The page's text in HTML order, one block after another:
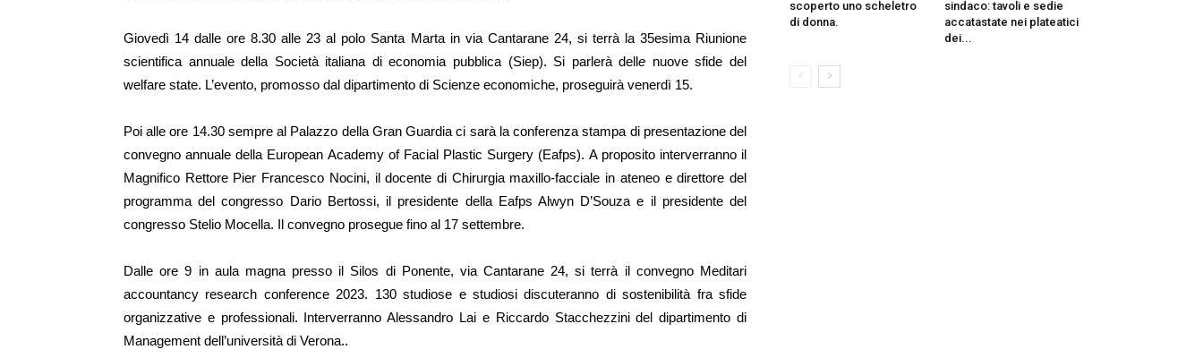
Giovedì 14 dalle ore 8.30 alle 23 al polo Santa Marta in via Cantarane 24, si terrà la 35esima Riunione
scientifica annuale della Società italiana di economia pubblica (Siep). Si parlerà delle nuove sfide del
welfare state. L’evento, promosso dal dipartimento di Scienze economiche, proseguirà venerdì 15.
Poi alle ore 14.30 sempre al Palazzo della Gran Guardia ci sarà la conferenza stampa di presentazione del
convegno annuale della European Academy of Facial Plastic Surgery (Eafps). A proposito interverranno il
Magnifico Rettore Pier Francesco Nocini, il docente di Chirurgia maxillo-facciale in ateneo e direttore del
programma del congresso Dario Bertossi, il presidente della Eafps Alwyn D’Souza e il presidente del
congresso Stelio Mocella. Il convegno prosegue fino al 17 settembre.
Dalle ore 9 in aula magna presso il Silos di Ponente, via Cantarane 24, si terrà il convegno Meditari
accountancy research conference 2023. 130 studiose e studiosi discuteranno di sostenibilità fra sfide
organizzative e professionali. Interverranno Alessandro Lai e Riccardo Stacchezzini del dipartimento di
Management dell’università di Verona..
scoperto uno scheletro
di donna.
sindaco: tavoli e sedie
accatastate nei plateatici
dei...